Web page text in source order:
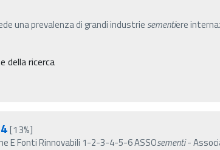
una prevalenza di grandi industrie sementiere
della ricerca
[13%]
E Fonti Rinnovabili 1-2-3-4-5-6 ASSOsementi-